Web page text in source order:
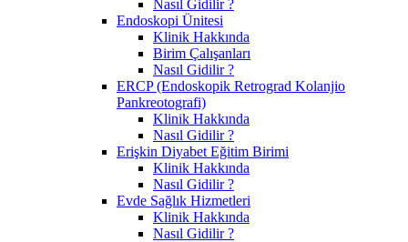
Nasıl Gidilir ?
Endoskopi Ünitesi
Klinik Hakkında
Birim Çalışanları
Nasıl Gidilir ?
ERCP (Endoskopik Retrograd Kolanjio
Pankreotografi)
Klinik Hakkında
Nasıl Gidilir ?
Erişkin Diyabet Eğitim Birimi
Klinik Hakkında
Nasıl Gidilir ?
Evde Sağlık Hizmetleri
Klinik Hakkında
Nasıl Gidilir ?